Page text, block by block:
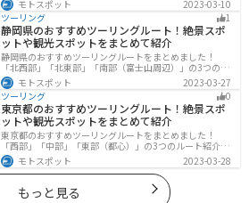
然を満喫するツーリングができます。バイクで群馬県に
ツーリングに行く際は参考にしてください。
モトスポット
2023-03-10
ツーリング
1
静岡県のおすすめツーリングルート！絶景スポ
ットや観光スポットをまとめて紹介
静岡県のおすすめツーリングルートをまとめました！
「北西部」「北東部」「南部（富士山周辺）」の3つのル
ート紹介します。富士山を中心に自然豊かな景色や食事
を楽しめるスポットが多数あります。バイクで静岡県に
ツーリングに行く際は参考にしてください。
モトスポット
2023-03-27
ツーリング
0
東京都のおすすめツーリングルート！絶景スポ
ットや観光スポットをまとめて紹介
東京都のおすすめツーリングルートをまとめました！
「西部」「中部」「東部（都心）」の3つのルート紹介し
ます。西に行けば奥多摩の自然、東に行けば都心スポッ
トと、自然も街も楽しめるスポットが多数あります。バ
イクで東京都にツーリングに行く際は参考にしてくださ
モトスポット 2023-03-28
もっと見る